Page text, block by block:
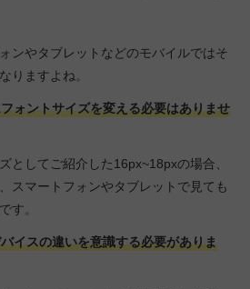
ンやタブレットなどのモバイルではそ
りますよね。
ォントサイズを変える必要はありませ
としてご紹介した16px~18pxの場合、
スマートフォンやタブレットで見ても
す。
イスの違いを意識する必要がありま